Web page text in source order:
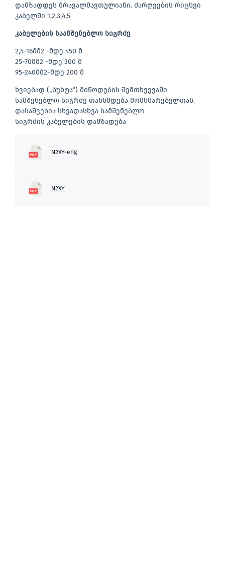
დამზადდეს მრავალმავთულიანი. ძარღვების რიცხვი
კაბელში 1,2,3,4,5
კაბელების საამშენებლო სიგრძე
2,5-16მმ2 -მდე 450 მ
25-70მმ2 -მდე 300 მ
95-240მმ2-მდე 200 მ
ხვიებად („ბუხტა“) მიწოდების შემთხვევაში
სამშენებლო სიგრძე თანხმდება მომხმარებელთან.
დასაშვებია სხვადასხვა სამშენებლო
სიგრძის კაბელების დამზადება
N2XY-eng
N2XY